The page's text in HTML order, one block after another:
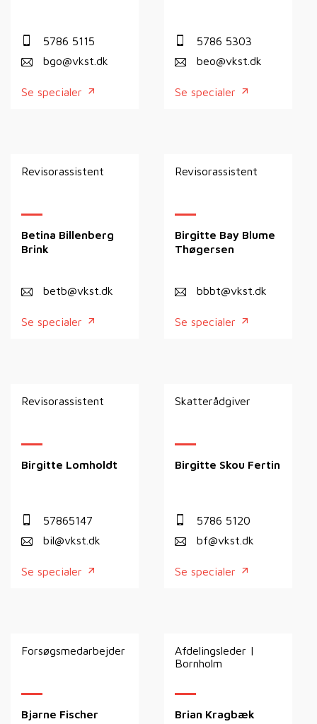
5786 5115
bgo@vkst.dk
Se specialer
5786 5303
beo@vkst.dk
Se specialer
Revisorassistent
Betina Billenberg
Brink
betb@vkst.dk
Se specialer
Revisorassistent
Birgitte Bay Blume
Thøgersen
bbbt@vkst.dk
Se specialer
Revisorassistent
Birgitte Lomholdt
57865147
bil@vkst.dk
Se specialer
Skatterådgiver
Birgitte Skou Fertin
5786 5120
bf@vkst.dk
Se specialer
Forsøgsmedarbejder
Bjarne Fischer
Afdelingsleder |
Bornholm
Brian Kragbæk